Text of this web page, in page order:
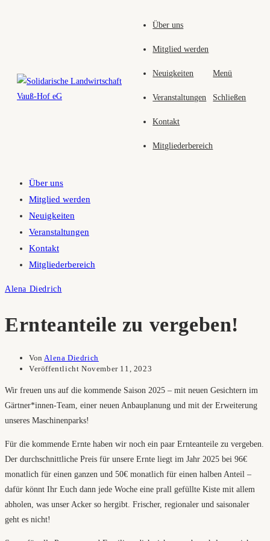
Über uns
Mitglied werden
Neuigkeiten
Veranstaltungen
Kontakt
Mitgliederbereich
Menü
Schließen
Über uns
Mitglied werden
Neuigkeiten
Veranstaltungen
Kontakt
Mitgliederbereich
Alena Diedrich
Ernteanteile zu vergeben!
Von Alena Diedrich
Veröffentlicht November 11, 2023
Wir freuen uns auf die kommende Saison 2025 – mit neuen Gesichtern im
Gärtner*innen-Team, einer neuen Anbauplanung und mit der Erweiterung
unseres Maschinenparks!
Für die kommende Ernte haben wir noch ein paar Ernteanteile zu vergeben.
Der durchschnittliche Preis für unsere Ernte liegt im Jahr 2025 bei 96€
monatlich für einen ganzen und 50€ monatlich für einen halben Anteil –
dafür könnt Ihr Euch dann jede Woche eine prall gefüllte Kiste mit allem
abholen, was unser Acker so hergibt. Frischer, regionaler und saisonaler
geht es nicht!